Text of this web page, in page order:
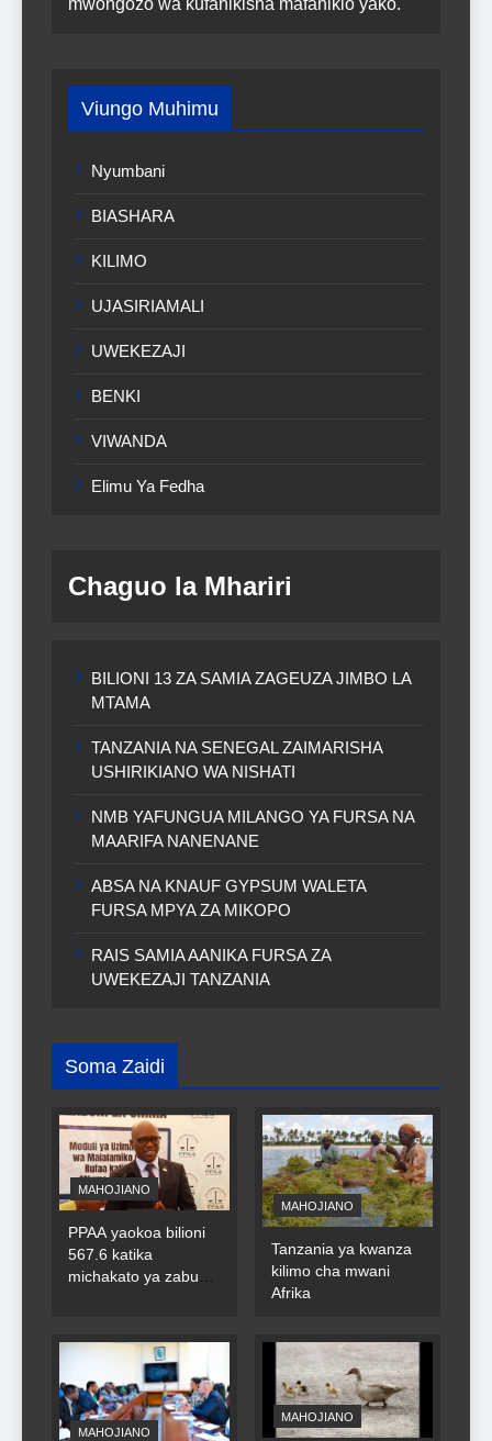
Viungo Muhimu
Nyumbani
BIASHARA
KILIMO
UJASIRIAMALI
UWEKEZAJI
BENKI
VIWANDA
Elimu Ya Fedha
Chaguo la Mhariri
BILIONI 13 ZA SAMIA ZAGEUZA JIMBO LA
MTAMA
TANZANIA NA SENEGAL ZAIMARISHA
USHIRIKIANO WA NISHATI
NMB YAFUNGUA MILANGO YA FURSA NA
MAARIFA NANENANE
ABSA NA KNAUF GYPSUM WALETA
FURSA MPYA ZA MIKOPO
RAIS SAMIA AANIKA FURSA ZA
UWEKEZAJI TANZANIA
Soma Zaidi
MAHOJIANO
PPAA yaokoa bilioni
567.6 katika
michakato ya zabuni
MAHOJIANO
Tanzania ya kwanza
kilimo cha mwani
Afrika
MAHOJIANO
MAHOJIANO